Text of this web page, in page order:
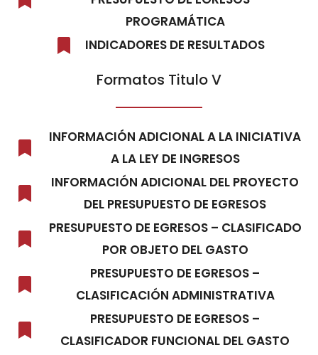
PROGRAMÁTICA
INDICADORES DE RESULTADOS
Formatos Titulo V
INFORMACIÓN ADICIONAL A LA INICIATIVA
A LA LEY DE INGRESOS
INFORMACIÓN ADICIONAL DEL PROYECTO
DEL PRESUPUESTO DE EGRESOS
PRESUPUESTO DE EGRESOS – CLASIFICADO
POR OBJETO DEL GASTO
PRESUPUESTO DE EGRESOS –
CLASIFICACIÓN ADMINISTRATIVA
PRESUPUESTO DE EGRESOS –
CLASIFICADOR FUNCIONAL DEL GASTO